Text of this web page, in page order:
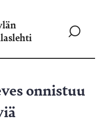
Siirry
onnistuu